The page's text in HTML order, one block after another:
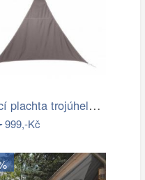
Stínící plachta trojúhelník 3*3*3 m…
999,-Kč